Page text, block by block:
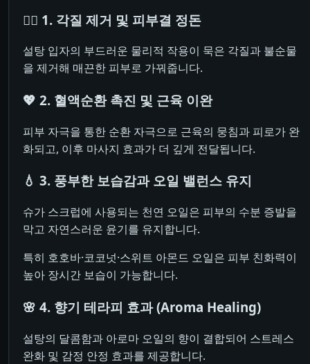
💆‍♀️ 1. 각질 제거 및 피부결 정돈
설탕 입자의 부드러운 물리적 작용이 묵은 각질과 불순물
을 제거해 매끈한 피부로 가꿔줍니다.
💖 2. 혈액순환 촉진 및 근육 이완
피부 자극을 통한 순환 자극으로 근육의 뭉침과 피로가 완
화되고, 이후 마사지 효과가 더 깊게 전달됩니다.
💧 3. 풍부한 보습감과 오일 밸런스 유지
슈가 스크럽에 사용되는 천연 오일은 피부의 수분 증발을
막고 자연스러운 윤기를 유지합니다.
특히 호호바·코코넛·스위트 아몬드 오일은 피부 친화력이
높아 장시간 보습이 가능합니다.
🌸 4. 향기 테라피 효과 (Aroma Healing)
설탕의 달콤함과 아로마 오일의 향이 결합되어 스트레스
완화 및 감정 안정 효과를 제공합니다.